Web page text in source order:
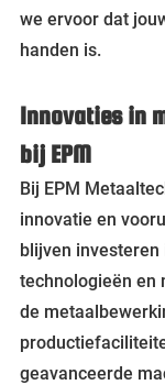
we ervoor dat
handen is.
Innovaties in
bij EPM
Bij EPM
innovatie en
blijven investeren
technologieën en
de
geavanceerde